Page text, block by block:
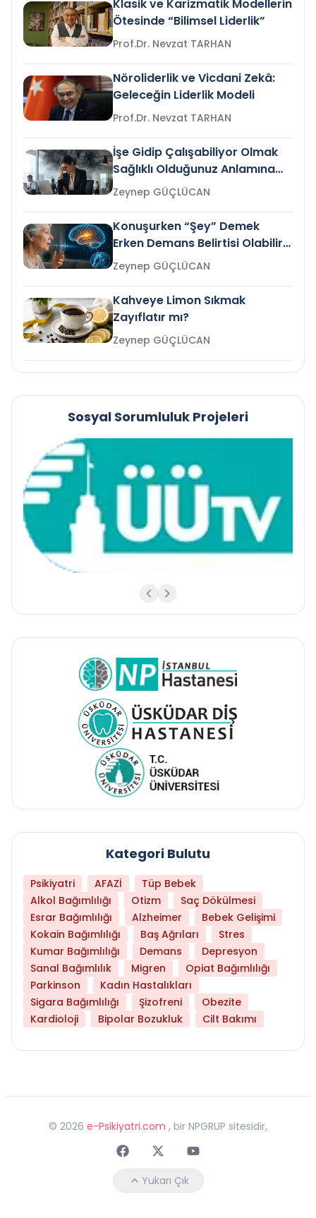
Klasik ve Karizmatik Modellerin
Ötesinde “Bilimsel Liderlik”
Prof.Dr. Nevzat TARHAN
Nöroliderlik ve Vicdani Zekâ:
Geleceğin Liderlik Modeli
Prof.Dr. Nevzat TARHAN
İşe Gidip Çalışabiliyor Olmak
Sağlıklı Olduğunuz Anlamına
Gelir mi?Zeynep GÜÇLÜCAN
Konuşurken “Şey” Demek
Erken Demans Belirtisi Olabilir
mi?
Zeynep GÜÇLÜCAN
Kahveye Limon Sıkmak
Zayıflatır mı?
Zeynep GÜÇLÜCAN
Sosyal Sorumluluk Projeleri
Kategori Bulutu
Psikiyatri AFAZİ
Tüp Bebek
Alkol Bağımlılığı
Otizm
Saç Dökülmesi
Esrar Bağımlılığı
Alzheimer
Bebek Gelişimi
Kokain Bağımlılığı
Baş Ağrıları
Stres
Kumar Bağımlılığı
Demans
Depresyon
Sanal Bağımlılık
Migren
Opiat Bağımlılığı
Parkinson
Kadın Hastalıkları
Sigara Bağımlılığı
Şizofreni
Obezite
Kardioloji
Bipolar Bozukluk Cilt Bakımı
© 2026 e-Psikiyatri.com , bir NPGRUP sitesidir,
FaceebokTwitterYoutube
Yukarı Çık